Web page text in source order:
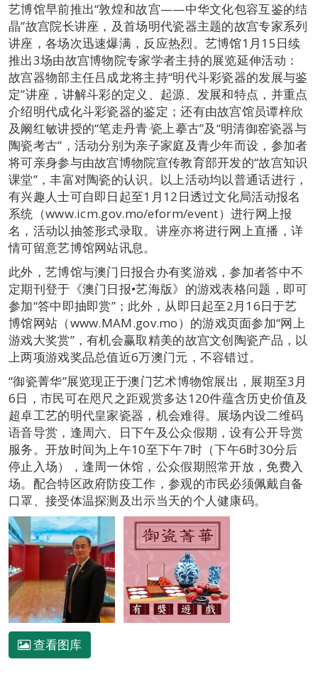
艺博馆早前推出“敦煌和故宫——中华文化包容互鉴的结
晶”故宫院长讲座，及首场明代瓷器主题的故宫专家系列
讲座，各场次迅速爆满，反应热烈。艺博馆1月15日续
推出3场由故宫博物院专家学者主持的展览延伸活动：
故宫器物部主任吕成龙将主持“明代斗彩瓷器的发展与鉴
定”讲座，讲解斗彩的定义、起源、发展和特点，并重点
介绍明代成化斗彩瓷器的鉴定；还有由故宫馆员谭梓欣
及阚红敏讲授的“笔走丹青‧瓷上摹古”及“明清御窑瓷器与
陶瓷考古”，活动分别为亲子家庭及青少年而设，参加者
将可亲身参与由故宫博物院宣传教育部开发的“故宫知识
课堂”，丰富对陶瓷的认识。以上活动均以普通话进行，
有兴趣人士可自即日起至1月12日透过文化局活动报名
系统（www.icm.gov.mo/eform/event）进行网上报
名，活动以抽签形式录取。讲座亦将进行网上直播，详
情可留意艺博馆网站讯息。
此外，艺博馆与澳门日报合办有奖游戏，参加者答中不
定期刊登于《澳门日报•艺海版》的游戏表格问题，即可
参加“答中即抽即赏”；此外，从即日起至2月16日于艺
博馆网站（www.MAM.gov.mo）的游戏页面参加“网上
游戏大奖赏”，有机会赢取精美的故宫文创陶瓷产品，以
上两项游戏奖品总值近6万澳门元，不容错过。
“御瓷菁华”展览现正于澳门艺术博物馆展出，展期至3月
6日，市民可在咫尺之距观赏多达120件蕴含历史价值及
超卓工艺的明代皇家瓷器，机会难得。展场内设二维码
语音导赏，逢周六、日下午及公众假期，设有公开导赏
服务。开放时间为上午10至下午7时（下午6时30分后
停止入场），逢周一休馆，公众假期照常开放，免费入
场。配合特区政府防疫工作，参观的市民必须佩戴自备
口罩、接受体温探测及出示当天的个人健康码。
查看图库